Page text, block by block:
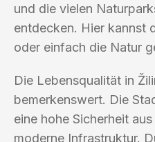
und die vielen
entdecken. Hier kannst
oder einfach die Natur
Die Lebensqualität in
bemerkenswert. Die
eine hohe Sicherheit
moderne Infrastruktur.